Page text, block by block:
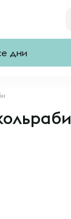
дни